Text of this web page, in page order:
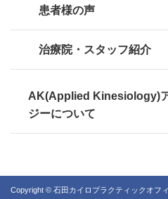
患者様の声
治療院・スタッフ紹介
AK(Applied Kinesiology)
ジーについて
Copyright © 石田カイロプラクティックオフ